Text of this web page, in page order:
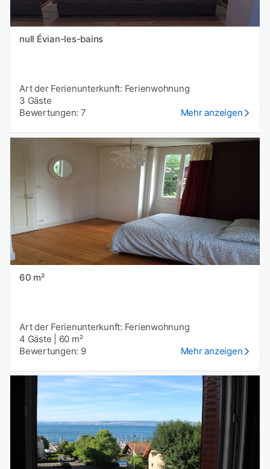
null Évian-les-bains
Art der Ferienunterkunft: Ferienwohnung
3 Gäste
Bewertungen: 7
Mehr anzeigen
60 m²
Art der Ferienunterkunft: Ferienwohnung
4 Gäste
60 m²
Bewertungen: 9
Mehr anzeigen